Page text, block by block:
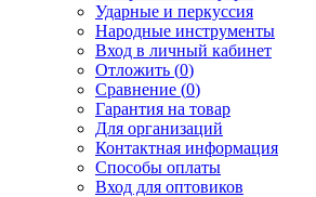
Ударные и перкуссия
Народные инструменты
Вход в личный кабинет
Отложить (0)
Сравнение (0)
Гарантия на товар
Для организаций
Контактная информация
Способы оплаты
Вход для оптовиков